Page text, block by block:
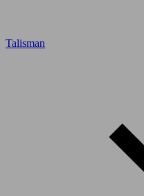
Talisman